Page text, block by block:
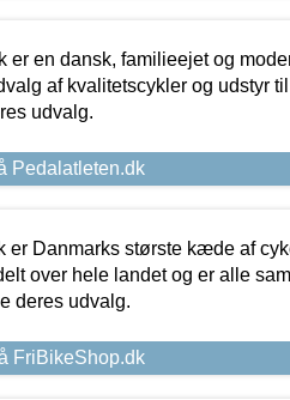
er en dansk, familieejet og
af kvalitetscykler og udstyr
udvalg.
Pedalatleten.dk
er Danmarks største kæde af
over hele landet og er alle
deres udvalg.
FriBikeShop.dk